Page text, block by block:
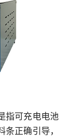
指可充电电池
正确引导，